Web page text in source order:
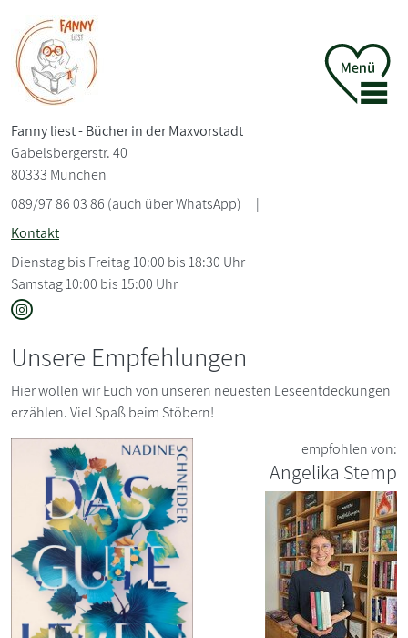
Fanny liest - Bücher in der Maxvorstadt
Gabelsbergerstr. 40
80333 München
089/97 86 03 86 (auch über WhatsApp)
|
Kontakt
Dienstag bis Freitag 10:00 bis 18:30 Uhr
Samstag 10:00 bis 15:00 Uhr
Unsere Empfehlungen
Hier wollen wir Euch von unseren neuesten Leseentdeckungen
erzählen. Viel Spaß beim Stöbern!
empfohlen von:
Angelika Stemp